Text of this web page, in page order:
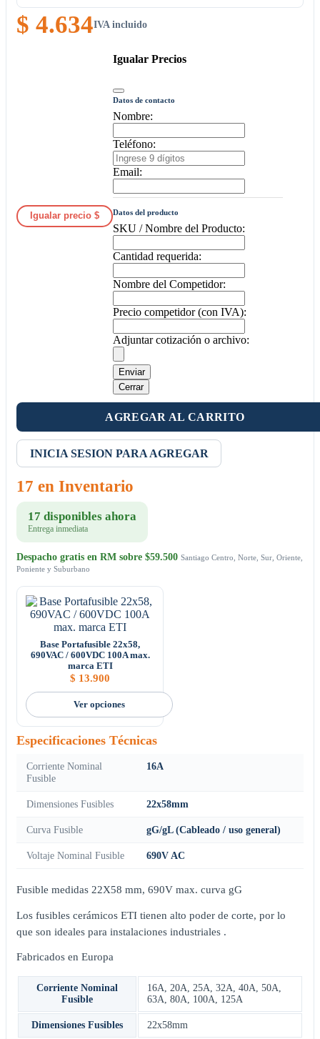
$ 4.634IVA incluido
Igualar precio $
Igualar Precios
Datos de contacto
Nombre:
Teléfono:
Email:
Datos del producto
SKU / Nombre del Producto:
Cantidad requerida:
Nombre del Competidor:
Precio competidor (con IVA):
Adjuntar cotización o archivo:
Enviar
Cerrar
AGREGAR AL CARRITO
INICIA SESION PARA AGREGAR
17 en Inventario
17 disponibles ahora
Entrega inmediata
Despacho gratis en RM sobre $59.500 Santiago Centro, Norte, Sur, Oriente,
Poniente y Suburbano
Base Portafusible 22x58,
690VAC / 600VDC 100A max.
marca ETI
$ 13.900
Ver opciones
Especificaciones Técnicas
Corriente Nominal
Fusible
16A
Dimensiones Fusibles 22x58mm
Curva Fusible gG/gL (Cableado / uso general)
Voltaje Nominal Fusible 690V AC
Fusible medidas 22X58 mm, 690V max. curva gG
Los fusibles cerámicos ETI tienen alto poder de corte, por lo
que son ideales para instalaciones industriales .
Fabricados en Europa
Corriente Nominal
Fusible
16A, 20A, 25A, 32A, 40A, 50A,
63A, 80A, 100A, 125A
Dimensiones Fusibles 22x58mm